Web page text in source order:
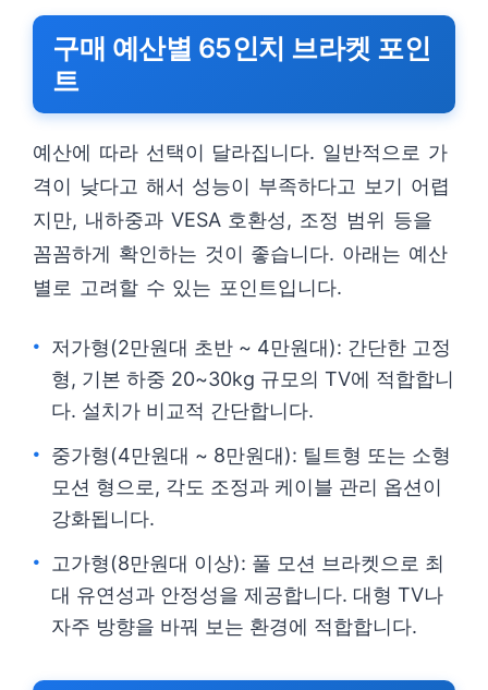
구매 예산별 65인치 브라켓 포인
트
예산에 따라 선택이 달라집니다. 일반적으로 가
격이 낮다고 해서 성능이 부족하다고 보기 어렵
지만, 내하중과 VESA 호환성, 조정 범위 등을
꼼꼼하게 확인하는 것이 좋습니다. 아래는 예산
별로 고려할 수 있는 포인트입니다.
저가형(2만원대 초반 ~ 4만원대): 간단한 고정
형, 기본 하중 20~30kg 규모의 TV에 적합합니
다. 설치가 비교적 간단합니다.
중가형(4만원대 ~ 8만원대): 틸트형 또는 소형
모션 형으로, 각도 조정과 케이블 관리 옵션이
강화됩니다.
고가형(8만원대 이상): 풀 모션 브라켓으로 최
대 유연성과 안정성을 제공합니다. 대형 TV나
자주 방향을 바꿔 보는 환경에 적합합니다.